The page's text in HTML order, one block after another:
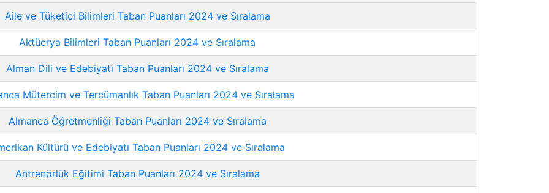
Aile ve Tüketici Bilimleri Taban Puanları 2024 ve Sıralama
Aktüerya Bilimleri Taban Puanları 2024 ve Sıralama
Alman Dili ve Edebiyatı Taban Puanları 2024 ve Sıralama
Mütercim ve Tercümanlık Taban Puanları 2024 ve Sıralama
Almanca Öğretmenliği Taban Puanları 2024 ve Sıralama
Kültürü ve Edebiyatı Taban Puanları 2024 ve Sıralama
Antrenörlük Eğitimi Taban Puanları 2024 ve Sıralama